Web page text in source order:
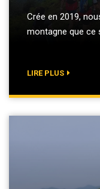
Crée en 2019,
montagne que ce
LIRE PLUS